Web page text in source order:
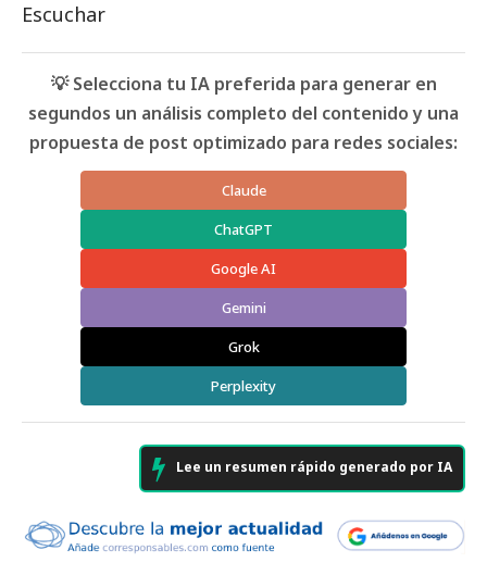
Escuchar
💡 Selecciona tu IA preferida para generar en
segundos un análisis completo del contenido y una
propuesta de post optimizado para redes sociales:
Claude
ChatGPT
Google AI
Gemini
Grok
Perplexity
Lee un resumen rápido generado por IA